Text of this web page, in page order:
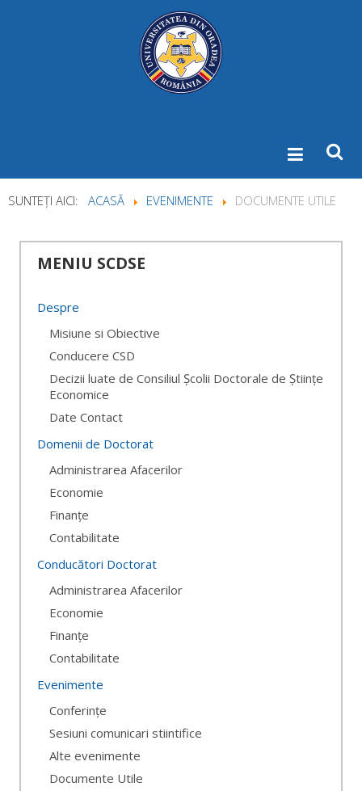
SUNTEȚI AICI: ACASĂ EVENIMENTE DOCUMENTE UTILE
MENIU SCDSE
Despre
Misiune si Obiective
Conducere CSD
Decizii luate de Consiliul Școlii Doctorale de Științe
Economice
Date Contact
Domenii de Doctorat
Administrarea Afacerilor
Economie
Finanțe
Contabilitate
Conducători Doctorat
Administrarea Afacerilor
Economie
Finanțe
Contabilitate
Evenimente
Conferințe
Sesiuni comunicari stiintifice
Alte evenimente
Documente Utile